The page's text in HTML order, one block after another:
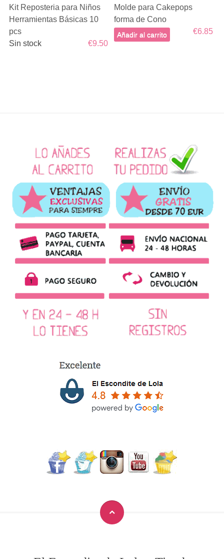
Kit Reposteria para Niños
Herramientas Básicas 10
pcs
€9.50
Sin stock
Molde para Cakepops
forma de Cono
€6.85
Añadir al carrito